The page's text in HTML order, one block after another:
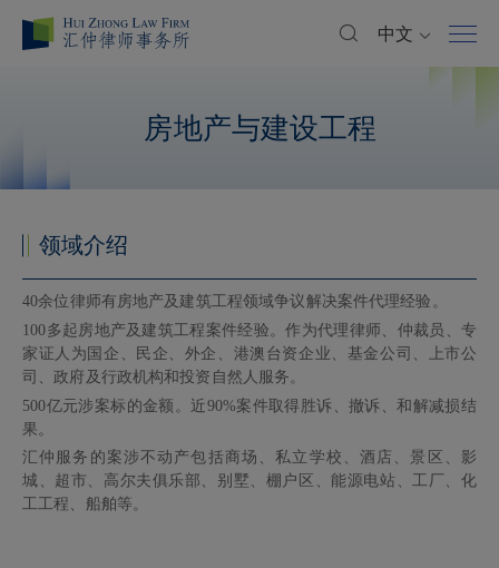
中文
房地产与建设工程
领域介绍
40余位律师有房地产及建筑工程领域争议解决案件代理经验。
100多起房地产及建筑工程案件经验。作为代理律师、仲裁员、专
家证人为国企、民企、外企、港澳台资企业、基金公司、上市公
司、政府及行政机构和投资自然人服务。
500亿元涉案标的金额。近90%案件取得胜诉、撤诉、和解减损结
果。
汇仲服务的案涉不动产包括商场、私立学校、酒店、景区、影
城、超市、高尔夫俱乐部、别墅、棚户区、能源电站、工厂、化
工工程、船舶等。